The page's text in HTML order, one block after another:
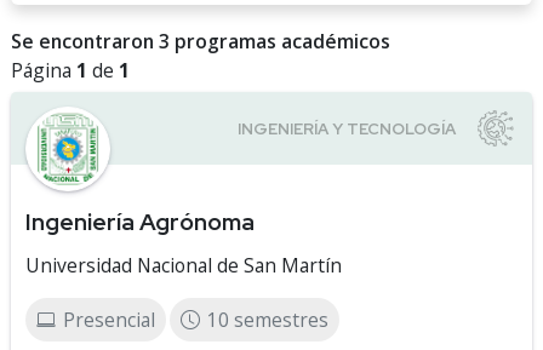
Se encontraron 3 programas académicos
Página 1 de 1
Ingeniería Agrónoma
Universidad Nacional de San Martín
Presencial 10 semestres